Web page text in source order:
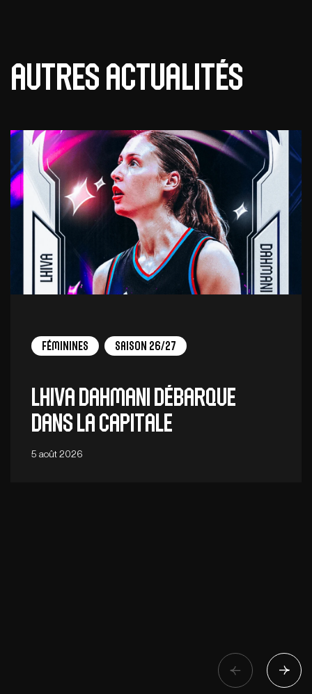
Autres actualités
Féminines Saison 26/27
Lhiva Dahmani débarque
dans la capitale
5 août 2026